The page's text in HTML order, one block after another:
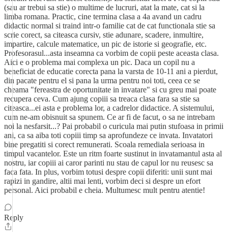
(sau ar trebui sa stie) o multime de lucruri, atat la mate, cat si la
limba romana. Practic, cine termina clasa a 4a avand un cadru
didactic normal si traind intr-o familie cat de cat functionala stie sa
scrie corect, sa citeasca cursiv, stie adunare, scadere, inmultire,
impartire, calcule matematice, un pic de istorie si geografie, etc.
Profesorasul...asta inseamna ca vorbim de copii peste aceasta clasa.
Aici e o problema mai complexa un pic. Daca un copil nu a
beneficiat de educatie corecta pana la varsta de 10-11 ani a pierdut,
din pacate pentru el si pana la urma pentru noi toti, ceea ce se
cheama "fereastra de oportunitate in invatare" si cu greu mai poate
recupera ceva. Cum ajung copiii sa treaca clasa fara sa stie sa
citeasca...ei asta e problema lor, a cadrelor didactice. A sistemului,
cum ne-am obisnuit sa spunem. Ce ar fi de facut, o sa ne intrebam
noi la nesfarsit...? Pai probabil o curicula mai putin stufoasa in primii
ani, ca sa aiba toti copiii timp sa aprofundeze ce invata. Invatatori
bine pregatiti si corect remunerati. Scoala remediala serioasa in
timpul vacantelor. Este un ritm foarte sustinut in invatamantul asta al
nostru, iar copiii ai caror parinti nu stau de capul lor nu reusesc sa
faca fata. In plus, vorbim totusi despre copii diferiti: unii sunt mai
rapizi in gandire, altii mai lenti, vorbim deci si despre un efort
personal. Aici probabil e cheia. Multumesc mult pentru atentie!
Reply